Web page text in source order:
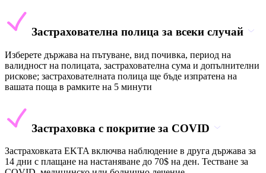
Застрахователна полица за всеки случай
Изберете държава на пътуване, вид почивка, период на
валидност на полицата, застрахователна сума и допълнителни
рискове; застрахователната полица ще бъде изпратена на
вашата поща в рамките на 5 минути
Застраховка с покритие за COVID
Застраховката EKTA включва наблюдение в друга държава за
14 дни с плащане на настаняване до 70$ на ден. Тестване за